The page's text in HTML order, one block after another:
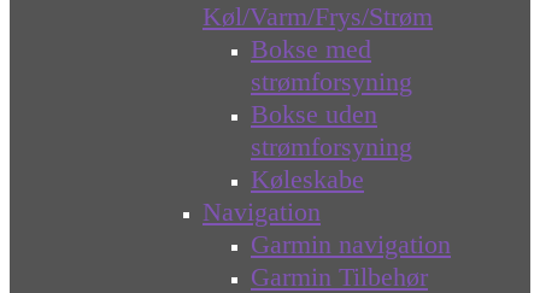
Køl/Varm/Frys/Strøm
Bokse med
strømforsyning
Bokse uden
strømforsyning
Køleskabe
Navigation
Garmin navigation
Garmin Tilbehør